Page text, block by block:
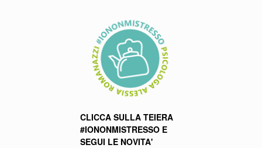
CLICCA SULLA TEIERA
#IONONMISTRESSO E
SEGUI LE NOVITA'